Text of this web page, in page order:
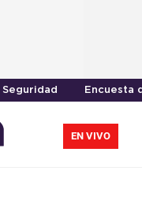
Seguridad Encuesta
EN VIVO